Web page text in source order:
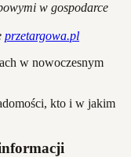
w gospodarce
przetargowa.pl
kto i w jakim